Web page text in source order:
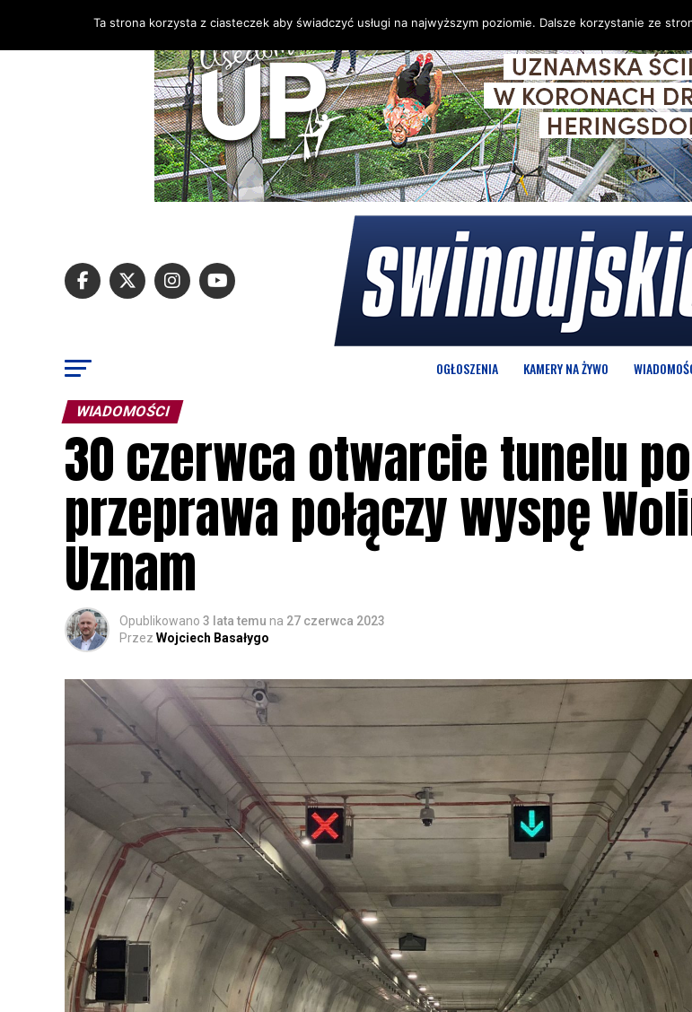
OGŁOSZENIA KAMERY NA ŻYWO
WIADOMOŚCI
30 czerwca otwarcie tunelu
przeprawa połączy wyspę
Uznam
Opublikowano 3 lata temu na 27 czerwca 2023
Przez Wojciech Basałygo
Ta strona korzysta z ciasteczek aby świadczyć usługi na najwyższym poziomie. Dalsze korzystanie ze